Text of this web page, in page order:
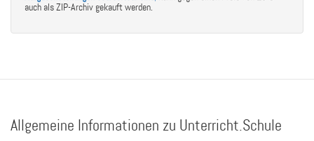
auch als ZIP-Archiv gekauft werden.
Allgemeine Informationen zu Unterricht.Schule